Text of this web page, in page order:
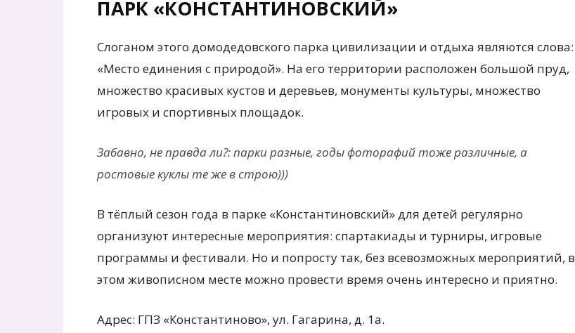
ПАРК «КОНСТАНТИНОВСКИЙ»
Слоганом этого домодедовского парка цивилизации и отдыха являются слова:
«Место единения с природой». На его территории расположен большой пруд,
множество красивых кустов и деревьев, монументы культуры, множество
игровых и спортивных площадок.
Забавно, не правда ли?: парки разные, годы фоторафий тоже различные, а
ростовые куклы те же в строю)))
В тёплый сезон года в парке «Константиновский» для детей регулярно
организуют интересные мероприятия: спартакиады и турниры, игровые
программы и фестивали. Но и попросту так, без всевозможных мероприятий, в
этом живописном месте можно провести время очень интересно и приятно.
Адрес: ГПЗ «Константиново», ул. Гагарина, д. 1а.